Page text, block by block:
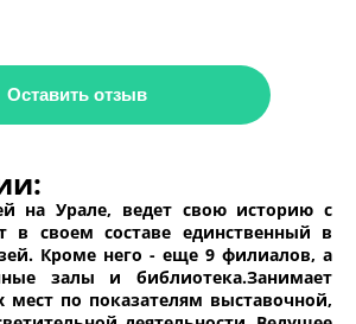
Оставить отзыв
на Урале, ведет свою историю с
в своем составе единственный в
Кроме него - еще 9 филиалов, а
залы и библиотека.Занимает
по показателям выставочной,